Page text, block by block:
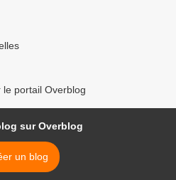
portail Overblog
sur Overblog
un blog